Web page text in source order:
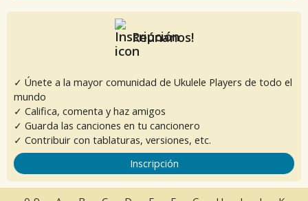
Reúnanos!
✓ Únete a la mayor comunidad de Ukulele Players de todo el
mundo
✓ Califica, comenta y haz amigos
✓ Guarda las canciones en tu cancionero
✓ Contribuir con tablaturas, versiones, etc.
Inscripción